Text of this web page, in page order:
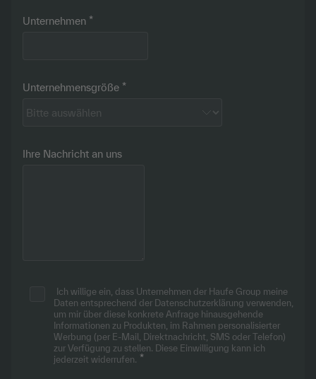
Unternehmen
Unternehmensgröße
Ihre Nachricht an uns
Ich willige ein, dass Unternehmen der Haufe Group meine
Daten entsprechend der Datenschutzerklärung verwenden,
um mir über diese konkrete Anfrage hinausgehende
Informationen zu Produkten, im Rahmen personalisierter
Werbung (per E-Mail, Direktnachricht, SMS oder Telefon)
zur Verfügung zu stellen. Diese Einwilligung kann ich
jederzeit widerrufen.